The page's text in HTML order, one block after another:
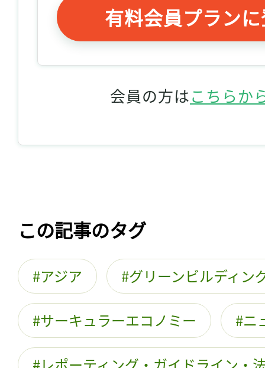
有料会員プラン
会員の方はこちらか
この記事のタグ
アジア グリーンビルディン
サーキュラーエコノミー ニ